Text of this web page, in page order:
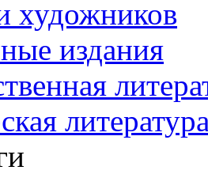
художников
издания